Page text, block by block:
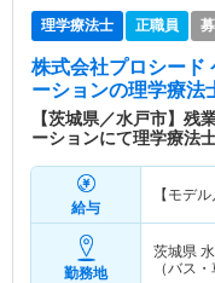
理学療法士 正職員
株式会社プロシード
ーションの理学療法
【茨城県／水戸市】
ーションにて理学療法
給与
【モデル
勤務地
茨城県
（バス